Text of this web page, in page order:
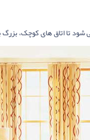
شود تا اتاق های کوچک،